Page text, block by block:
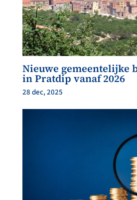
Nieuwe gemeentelijke
in Pratdip vanaf 2026
28 dec, 2025